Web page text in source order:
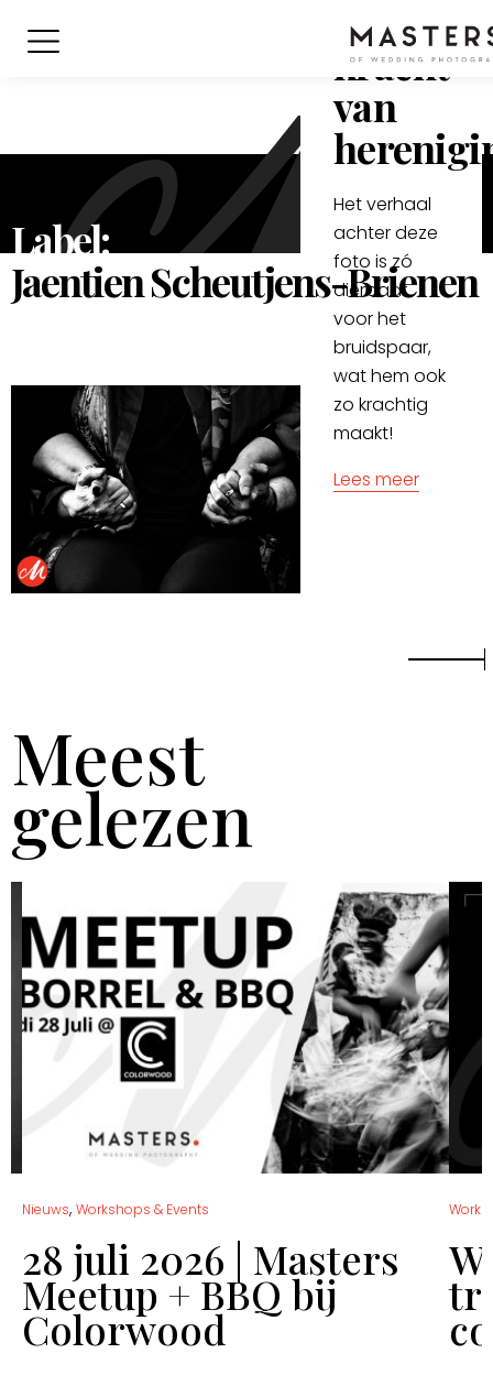
Label:
Jaentien Scheutjens-Brienen
De
kracht
van
Het verhaal
achter deze
foto is zó
dierbaar
voor het
bruidspaar,
wat hem ook
zo krachtig
maakt!
Lees meer
Meest
gelezen
Nieuws, Workshops & Events
28 juli 2026 | Masters
Meetup + BBQ bij
Colorwood